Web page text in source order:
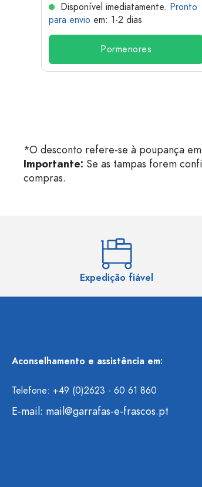
Disponível imediatamente. Pronto
para envio em: 1-2 dias
Pormenores
*O desconto refere-se à poupança
Importante: Se as tampas forem
compras.
Expedição fiável
Aconselhamento e assistência em:
Telefone: +49 (0)2623 - 60 61 860
E-mail: mail@garrafas-e-frascos.pt